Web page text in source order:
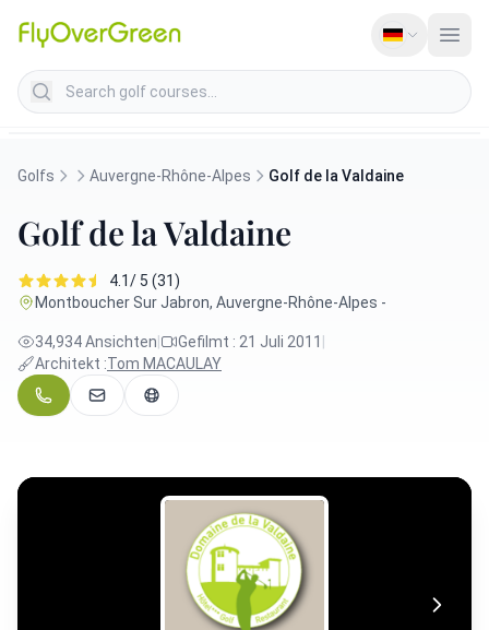
Search golf courses
Golfs Auvergne-Rhône-Alpes Golf de la Valdaine
Golf de la Valdaine
4.1/ 5 (31)
Montboucher Sur Jabron, Auvergne-Rhône-Alpes -
34,934 Ansichten Gefilmt : 21 Juli 2011
Architekt :Tom MACAULAY